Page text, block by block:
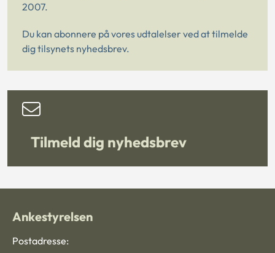
2007.
Du kan abonnere på vores udtalelser ved at tilmelde
dig tilsynets nyhedsbrev.
Tilmeld dig nyhedsbrev
Ankestyrelsen
Postadresse: